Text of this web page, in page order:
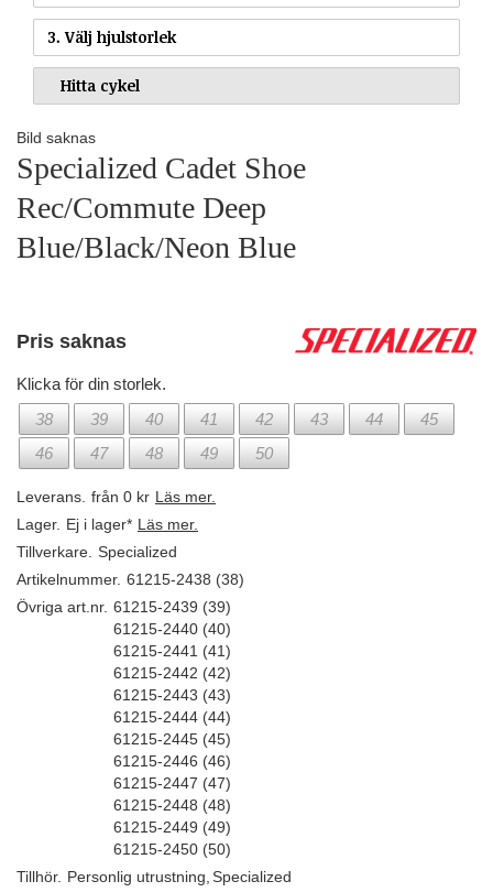
3. Välj hjulstorlek
Bild saknas
Specialized Cadet Shoe
Rec/Commute Deep
Blue/Black/Neon Blue
Pris saknas
Klicka för din storlek.
38
39 40 41 42 43 44
45
46
47 48 49 50
Leverans. från 0 kr Läs mer.
Lager. Ej i lager* Läs mer.
Tillverkare. Specialized
Artikelnummer. 61215-2438 (38)
Övriga art.nr. 61215-2439 (39)
61215-2440 (40)
61215-2441 (41)
61215-2442 (42)
61215-2443 (43)
61215-2444 (44)
61215-2445 (45)
61215-2446 (46)
61215-2447 (47)
61215-2448 (48)
61215-2449 (49)
61215-2450 (50)
Tillhör. Personlig utrustning Specialized